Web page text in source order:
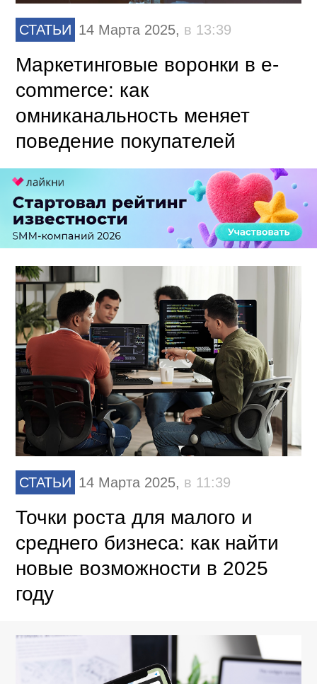
СТАТЬИ 14 Марта 2025, в 13:39
Маркетинговые воронки в e-
commerce: как
омниканальность меняет
поведение покупателей
СТАТЬИ 14 Марта 2025, в 11:39
Точки роста для малого и
среднего бизнеса: как найти
новые возможности в 2025
году